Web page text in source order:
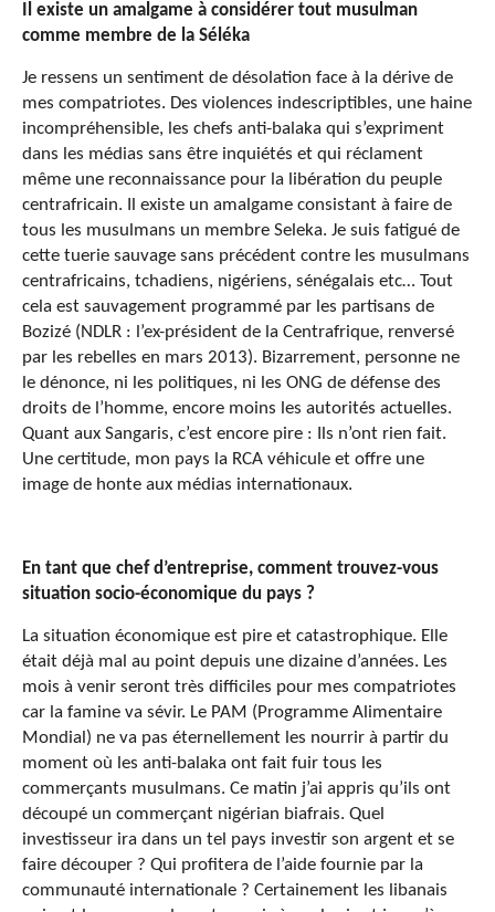
Il existe un amalgame à considérer tout musulman
comme membre de la Séléka
Je ressens un sentiment de désolation face à la dérive de
mes compatriotes. Des violences indescriptibles, une haine
incompréhensible, les chefs anti-balaka qui s’expriment
dans les médias sans être inquiétés et qui réclament
même une reconnaissance pour la libération du peuple
centrafricain. Il existe un amalgame consistant à faire de
tous les musulmans un membre Seleka. Je suis fatigué de
cette tuerie sauvage sans précédent contre les musulmans
centrafricains, tchadiens, nigériens, sénégalais etc… Tout
cela est sauvagement programmé par les partisans de
Bozizé (NDLR : l’ex-président de la Centrafrique, renversé
par les rebelles en mars 2013). Bizarrement, personne ne
le dénonce, ni les politiques, ni les ONG de défense des
droits de l’homme, encore moins les autorités actuelles.
Quant aux Sangaris, c’est encore pire : Ils n’ont rien fait.
Une certitude, mon pays la RCA véhicule et offre une
image de honte aux médias internationaux.
En tant que chef d’entreprise, comment trouvez-vous
situation socio-économique du pays ?
La situation économique est pire et catastrophique. Elle
était déjà mal au point depuis une dizaine d’années. Les
mois à venir seront très difficiles pour mes compatriotes
car la famine va sévir. Le PAM (Programme Alimentaire
Mondial) ne va pas éternellement les nourrir à partir du
moment où les anti-balaka ont fait fuir tous les
commerçants musulmans. Ce matin j’ai appris qu’ils ont
découpé un commerçant nigérian biafrais. Quel
investisseur ira dans un tel pays investir son argent et se
faire découper ? Qui profitera de l’aide fournie par la
communauté internationale ? Certainement les libanais